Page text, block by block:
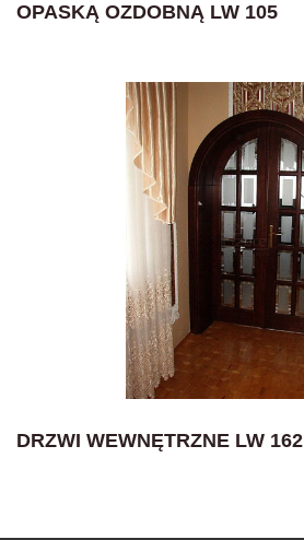
OPASKĄ OZDOBNĄ LW 105
DRZWI WEWNĘTRZNE LW 162